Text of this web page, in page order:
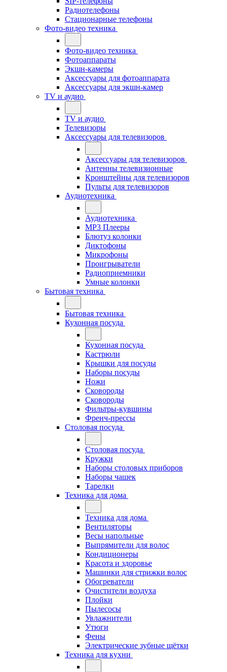
Радиотелефоны
Стационарные телефоны
Фото-видео техника
Фото-видео техника
Фотоаппараты
Экшн-камеры
Аксессуары для фотоаппарата
Аксессуары для экшн-камер
TV и аудио
TV и аудио
Телевизоры
Аксессуары для телевизоров
Аксессуары для телевизоров
Антенны телевизионные
Кронштейны для телевизоров
Пульты для телевизоров
Аудиотехника
Аудиотехника
MP3 Плееры
Блютуз колонки
Диктофоны
Микрофоны
Проигрыватели
Радиоприемники
Умные колонки
Бытовая техника
Бытовая техника
Кухонная посуда
Кухонная посуда
Кастрюли
Крышки для посуды
Наборы посуды
Ножи
Сковороды
Сковороды
Фильтры-кувшины
Френч-прессы
Столовая посуда
Столовая посуда
Кружки
Наборы столовых приборов
Наборы чашек
Тарелки
Техника для дома
Техника для дома
Вентиляторы
Весы напольные
Выпрямители для волос
Кондиционеры
Красота и здоровье
Машинки для стрижки волос
Обогреватели
Очистители воздуха
Плойки
Пылесосы
Увлажнители
Утюги
Фены
Электрические зубные щётки
Техника для кухни